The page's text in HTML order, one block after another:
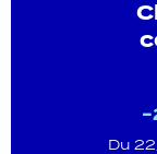
-
Du